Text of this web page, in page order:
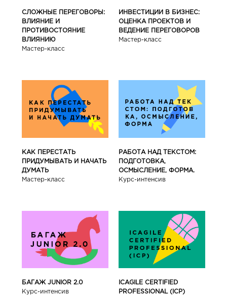
СЛОЖНЫЕ ПЕРЕГОВОРЫ:
ВЛИЯНИЕ И
ПРОТИВОСТОЯНИЕ
ВЛИЯНИЮ
Мастер-класс
ИНВЕСТИЦИИ В БИЗНЕС:
ОЦЕНКА ПРОЕКТОВ И
ВЕДЕНИЕ ПЕРЕГОВОРОВ
Мастер-класс
КАК ПЕРЕСТАТЬ
ПРИДУМЫВАТЬ И НАЧАТЬ
ДУМАТЬ
Мастер-класс
РАБОТА НАД ТЕКСТОМ:
ПОДГОТОВКА,
ОСМЫСЛЕНИЕ, ФОРМА.
Курс-интенсив
БАГАЖ JUNIOR 2.0
Курс-интенсив
ICAGILE CERTIFIED
PROFESSIONAL (ICP)